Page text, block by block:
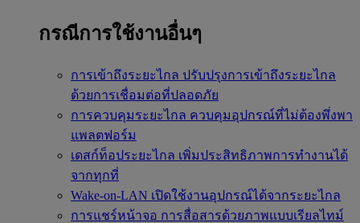
กรณีการใช้งานอื่นๆ
การเข้าถึงระยะไกล ปรับปรุงการเข้าถึงระยะไกล
ด้วยการเชื่อมต่อที่ปลอดภัย
การควบคุมระยะไกล ควบคุมอุปกรณ์ที่ไม่ต้องพึ่งพา
แพลตฟอร์ม
เดสก์ท็อประยะไกล เพิ่มประสิทธิภาพการทำงานได้
จากทุกที่
Wake-on-LAN เปิดใช้งานอุปกรณ์ได้จากระยะไกล
การแชร์หน้าจอ การสื่อสารด้วยภาพแบบเรียลไทม์